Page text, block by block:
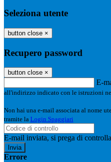
Seleziona utente
button close ×
Recupero password
button close ×
E-
all'indirizzo indicato con le istruzioni
Non hai una e-mail associata al nome
tramite la Login Spaggiari
E-mail inviata, si prega di
Errore